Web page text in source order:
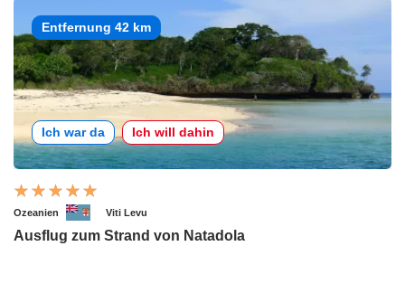
Entfernung 42 km
Ich war da Ich will dahin
Ozeanien Viti Levu
Ausflug zum Strand von Natadola